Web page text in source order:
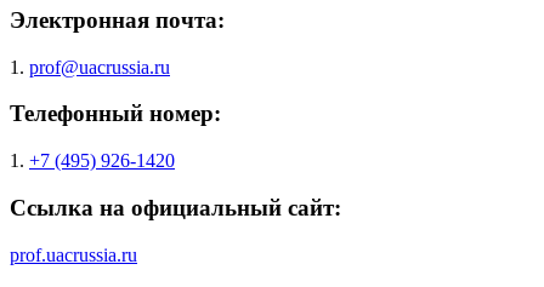
Электронная почта:
1. prof@uacrussia.ru
Телефонный номер:
1. +7 (495) 926-1420
Ссылка на официальный сайт:
prof.uacrussia.ru